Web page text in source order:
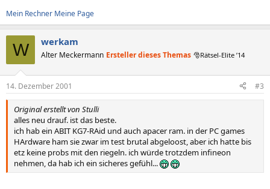
Mein Rechner Meine Page
W werkam
Alter Meckermann Ersteller dieses Themas 🎅Rätsel-Elite ’14
14. Dezember 2001 #3
Original erstellt von Stulli
alles neu drauf. ist das beste.
ich hab ein ABIT KG7-RAid und auch apacer ram. in der PC games
HArdware ham sie zwar im test brutal abgeloost, aber ich hatte bis
etz keine probs mit den riegeln. ich würde trotzdem infineon
nehmen, da hab ich ein sicheres gefühl...